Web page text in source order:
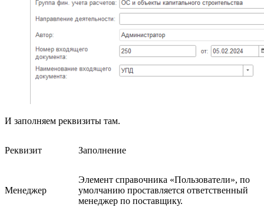
И заполняем реквизиты там.
Реквизит Заполнение
Менеджер
Элемент справочника «Пользователи», по
умолчанию проставляется ответственный
менеджер по поставщику.